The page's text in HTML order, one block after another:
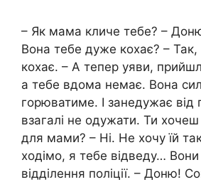
– Як мама кличе тебе? –
Вона тебе дуже кохає? –
кохає. – А тепер уяви,
а тебе вдома немає. Вона
горюватиме. І занедужає від
взагалі не одужати. Ти
для мами? – Ні. Не хочу їй
ходімо, я тебе відведу…
відділення поліції. – Доню!